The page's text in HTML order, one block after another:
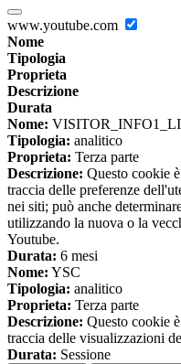
www.youtube.com
Nome
Tipologia
Proprieta
Descrizione
Durata
Nome:
Tipologia: analitico
Proprieta: Terza parte
Descrizione: Questo cookie
traccia delle preferenze
nei siti; può anche
utilizzando la nuova o la
Youtube.
Durata: 6 mesi
Nome: YSC
Tipologia: analitico
Proprieta: Terza parte
Descrizione: Questo cookie
traccia delle visualizzazioni
Durata: Sessione